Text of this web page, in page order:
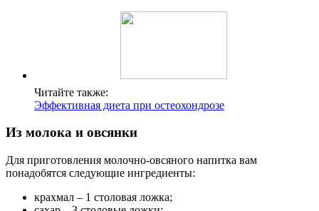
Читайте также:
Эффективная диета при остеохондрозе
Из молока и овсянки
Для приготовления молочно-овсяного напитка вам
понадобятся следующие ингредиенты:
крахмал – 1 столовая ложка;